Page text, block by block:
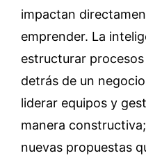
impactan
emprender. La
estructurar
detrás de un
liderar equipos y
manera
nuevas propuestas